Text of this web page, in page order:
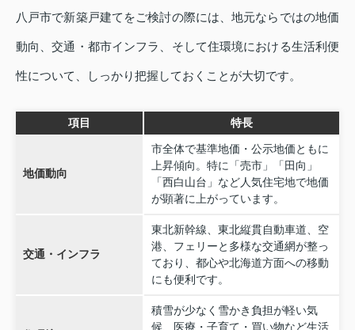
八戸市で新築戸建てをご検討の際には、地元ならではの地価
動向、交通・都市インフラ、そして住環境における生活利便
性について、しっかり把握しておくことが大切です。
項目 特長
地価動向
市全体で基準地価・公示地価ともに
上昇傾向。特に「売市」「田向」
「西白山台」など人気住宅地で地価
が顕著に上がっています。
交通・インフラ
東北新幹線、東北縦貫自動車道、空
港、フェリーと多様な交通網が整っ
ており、都心や北海道方面への移動
にも便利です。
積雪が少なく雪かき負担が軽い気
候、医療・子育て・買い物など生活